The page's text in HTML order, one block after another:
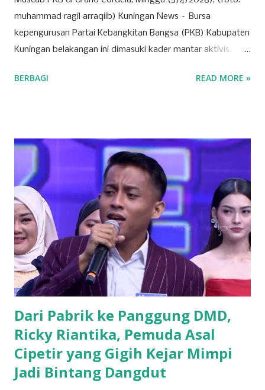
muhammad ragil arraqiib) Kuningan News – Bursa
kepengurusan Partai Kebangkitan Bangsa (PKB) Kabupaten
Kuningan belakangan ini dimasuki kader mantar aktivis.
semakin menunjukkan wajah barunya sebagai partai yang
tersebut. Drs. H. Ujang Kosasih, Ketua PKB Kuningan,
menyebut PKB saat ini adalah wadah bagi seluruh warga
negara tanpa melihat latar belakang organisasi maupun
agama. Fenomena menarik perhatian adalah bergabungnya
sejumlah nama besar dari kalangan aktivis muda, seperti
Sadam Husain. Ada anak muda dari kalangan
Muhammadiyah, NU, hingga mantan aktivis dari organisasi
mahasiswa seperti, PMII dan GMNI yang ikut merapat.
“Alhamdulillah di Muscab kali ini dalam rangka menyusun
struktur DPC ke depan 202...
BERBAGI READ MORE »
Dari Pabrik ke Panggung DMD,
Ricky Riantika, Pemuda Asal
Cipetir yang Gigih Kejar Mimpi
Jadi Bintang Dangdut